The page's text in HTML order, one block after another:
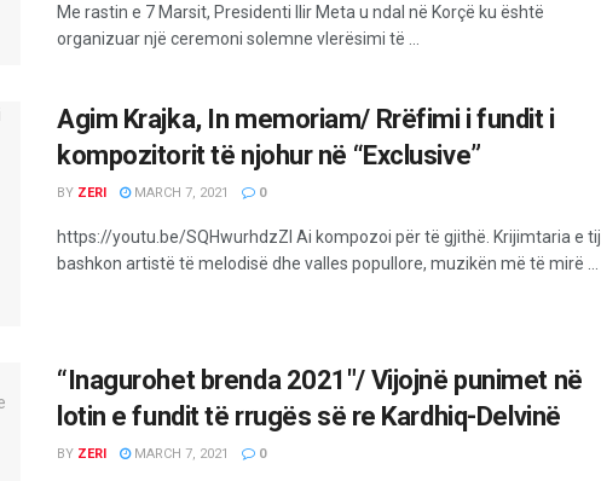
Me rastin e 7 Marsit, Presidenti Ilir Meta u ndal në Korçë ku është
organizuar një ceremoni solemne vlerësimi të ...
Agim Krajka, In memoriam/ Rrëfimi i fundit i
kompozitorit të njohur në “Exclusive”
BY ZERI MARCH 7, 2021 0
https://youtu.be/SQHwurhdzZI Ai kompozoi për të gjithë. Krijimtaria e tij
bashkon artistë të melodisë dhe valles popullore, muzikën më të mirë ...
“Inagurohet brenda 2021″/ Vijojnë punimet në
lotin e fundit të rrugës së re Kardhiq-Delvinë
BY ZERI MARCH 7, 2021 0